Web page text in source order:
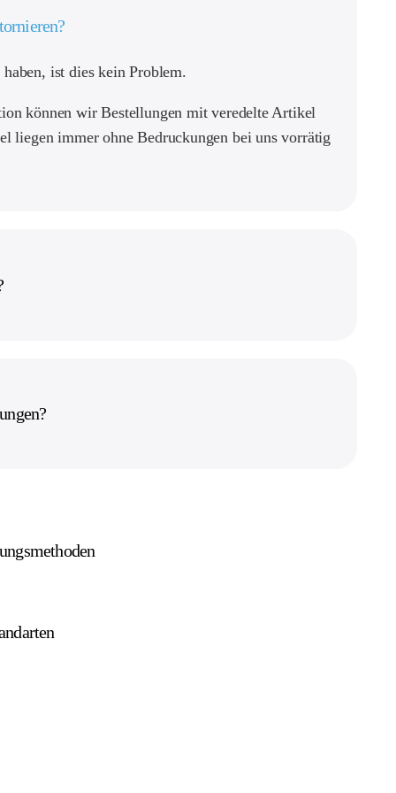
ist dies kein Problem.
können wir Bestellungen mit veredelte Artikel
liegen immer ohne Bedruckungen bei uns vorrätig